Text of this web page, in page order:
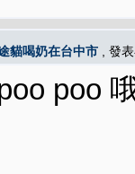
貓喝奶在台中市 , 發
poo